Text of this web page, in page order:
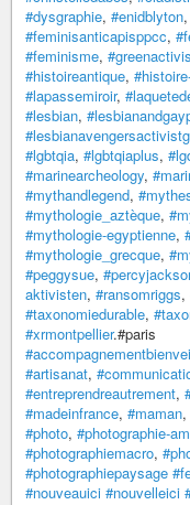
#dysgraphie, #enidblyton,
#feminisanticapisppcc,
#feminisme,
#histoireantique,
#lapassemiroir,
#lesbian,
#lgbtqia, #lgbtqiaplus,
#marinearcheology,
#mythandlegend,
#mythologie_aztèque,
#mythologie-egyptienne,
#mythologie_grecque,
#peggysue,
aktivisten, #ransomriggs,
#taxonomiedurable,
#xrmontpellier.#paris
#artisanat,
#entreprendreautrement,
#madeinfrance, #maman,
#photo, #photographie-
#photographiemacro,
#photographiepaysage
#nouveauici #nouvelleici